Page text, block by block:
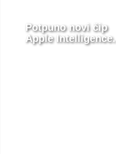
Potpuno novi čip
Apple Intelligence.